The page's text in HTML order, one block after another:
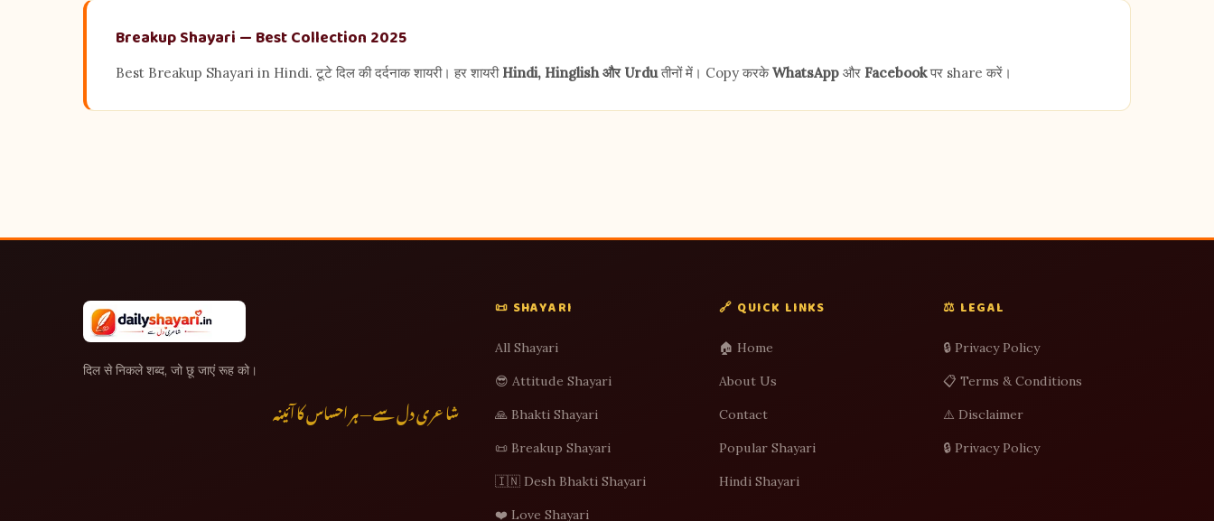
Breakup Shayari — Best Collection 2025
Best Breakup Shayari in Hindi. टूटे दिल की दर्दनाक शायरी। हर शायरी Hindi, Hinglish और Urduतीनों में। Copy करकेWhatsApp और Facebookपर share करें।
दिल से निकले शब्द, जो छू जाएं रूह को।
شاعری دل سے — ہر احساس کا آئینہ
📜 SHAYARI
All Shayari
😎 Attitude Shayari
🙏 Bhakti Shayari
📜 Breakup Shayari
🇮🇳 Desh Bhakti Shayari
❤️ Love Shayari
🔗 QUICK LINKS
🏠 Home
About Us
Contact
Popular Shayari
Hindi Shayari
⚖️ LEGAL
🔒 Privacy Policy
📋 Terms & Conditions
⚠️ Disclaimer
🔒 Privacy Policy